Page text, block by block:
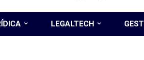
LEGALTECH